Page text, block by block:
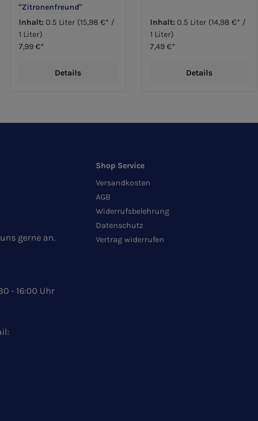
"Zitronenfreund"
Inhalt: 0.5 Liter (15,98 €* /
1 Liter)
7,99 €*
Details
Inhalt: 0.5 Liter (14,98 €* /
1 Liter)
7,49 €*
Details
gerne an.
- 16:00 Uhr
Shop Service
Versandkosten
AGB
Widerrufsbelehrung
Datenschutz
Vertrag widerrufen